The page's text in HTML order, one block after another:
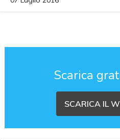
Scarica
SCARICA IL